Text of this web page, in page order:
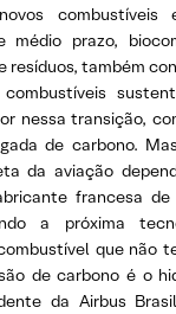
prazo,
resíduos, também
nessa transição,
de carbono.
da aviação
francesa de
a próxima
que não
de carbono é o
da Airbus